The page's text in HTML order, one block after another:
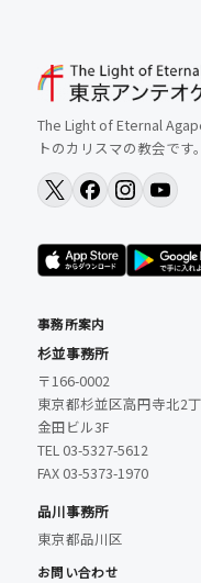
The Light of Eternal
トのカリスマの教会です
事務所案内
杉並事務所
〒166-0002
東京都杉並区高円寺北2
金田ビル3F
TEL 03-5327-5612
FAX 03-5373-1970
品川事務所
東京都品川区
お問い合わせ